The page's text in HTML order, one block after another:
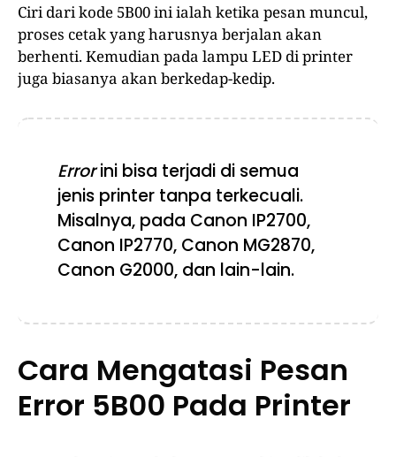
Ciri dari kode 5B00 ini ialah ketika pesan muncul,
proses cetak yang harusnya berjalan akan
berhenti. Kemudian pada lampu LED di printer
juga biasanya akan berkedap-kedip.
Errorini bisa terjadi di semua
jenis printer tanpa terkecuali.
Misalnya, pada Canon IP2700,
Canon IP2770, Canon MG2870,
Canon G2000, dan lain-lain.
Cara Mengatasi Pesan
Error 5B00 Pada Printer